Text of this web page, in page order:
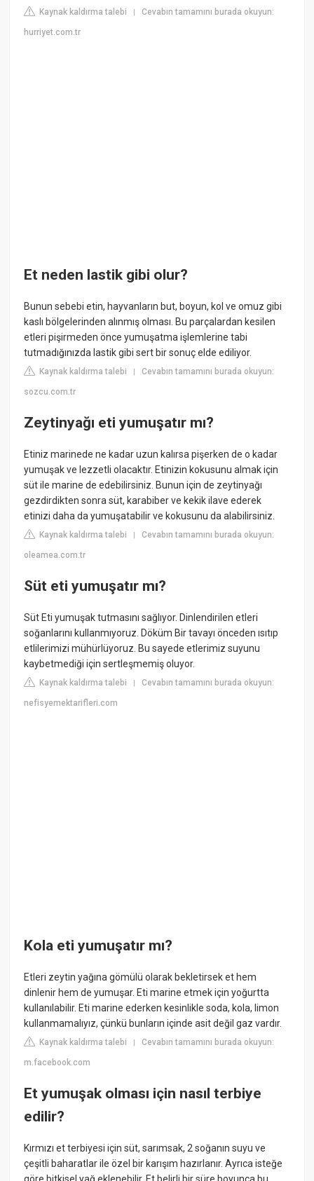
Kaynak kaldırma talebi |Cevabın tamamını burada okuyun:
hurriyet.com.tr
Et neden lastik gibi olur?
Bunun sebebi etin, hayvanların but, boyun, kol ve omuz gibi
kaslı bölgelerinden alınmış olması. Bu parçalardan kesilen
etleri pişirmeden önce yumuşatma işlemlerine tabi
tutmadığınızda lastik gibi sert bir sonuç elde ediliyor.
Kaynak kaldırma talebi |Cevabın tamamını burada okuyun:
sozcu.com.tr
Zeytinyağı eti yumuşatır mı?
Etiniz marinede ne kadar uzun kalırsa pişerken de o kadar
yumuşak ve lezzetli olacaktır. Etinizin kokusunu almak için
süt ile marine de edebilirsiniz. Bunun için de zeytinyağı
gezdirdikten sonra süt, karabiber ve kekik ilave ederek
etinizi daha da yumuşatabilir ve kokusunu da alabilirsiniz.
Kaynak kaldırma talebi |Cevabın tamamını burada okuyun:
oleamea.com.tr
Süt eti yumuşatır mı?
Süt Eti yumuşak tutmasını sağlıyor. Dinlendirilen etleri
soğanlarını kullanmıyoruz. Döküm Bir tavayı önceden ısıtıp
etlilerimizi mühürlüyoruz. Bu sayede etlerimiz suyunu
kaybetmediği için sertleşmemiş oluyor.
Kaynak kaldırma talebi |Cevabın tamamını burada okuyun:
nefisyemektarifleri.com
Kola eti yumuşatır mı?
Etleri zeytin yağına gömülü olarak bekletirsek et hem
dinlenir hem de yumuşar. Eti marine etmek için yoğurtta
kullanılabilir. Eti marine ederken kesinlikle soda, kola, limon
kullanmamalıyız, çünkü bunların içinde asit değil gaz vardır.
Kaynak kaldırma talebi |Cevabın tamamını burada okuyun:
m.facebook.com
Et yumuşak olması için nasıl terbiye
edilir?
Kırmızı et terbiyesi için süt, sarımsak, 2 soğanın suyu ve
çeşitli baharatlar ile özel bir karışım hazırlanır. Ayrıca isteğe